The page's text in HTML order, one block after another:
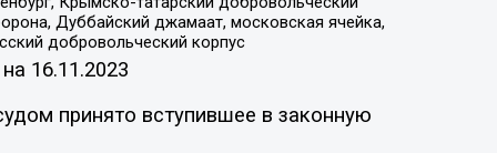
Дуббайский джамаат, московская ячейка,
добровольческий корпус
16.11.2023
принято вступившее в законную